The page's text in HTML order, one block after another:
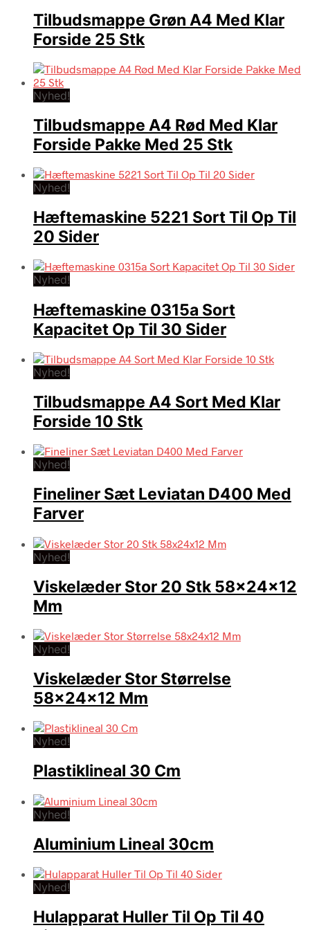
Tilbudsmappe Grøn A4 Med Klar
Forside 25 Stk
Nyhed!
Tilbudsmappe A4 Rød Med Klar
Forside Pakke Med 25 Stk
Nyhed!
Hæftemaskine 5221 Sort Til Op Til
20 Sider
Nyhed!
Hæftemaskine 0315a Sort
Kapacitet Op Til 30 Sider
Nyhed!
Tilbudsmappe A4 Sort Med Klar
Forside 10 Stk
Nyhed!
Fineliner Sæt Leviatan D400 Med
Farver
Nyhed!
Viskelæder Stor 20 Stk 58x24x12
Mm
Nyhed!
Viskelæder Stor Størrelse
58x24x12 Mm
Nyhed!
Plastiklineal 30 Cm
Nyhed!
Aluminium Lineal 30cm
Nyhed!
Hulapparat Huller Til Op Til 40